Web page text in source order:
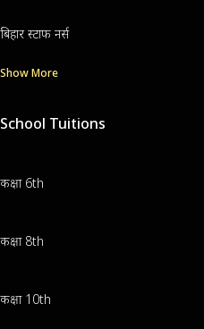
बिहार स्टाफ नर्स
Show More
School Tuitions
कक्षा 6th
कक्षा 8th
कक्षा 10th